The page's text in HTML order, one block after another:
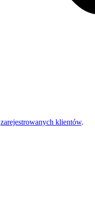
zarejestrowanych klientów.